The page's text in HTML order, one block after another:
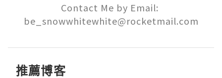
Contact Me by Email:
be_snowwhitewhite@rocketmail.com
推薦博客